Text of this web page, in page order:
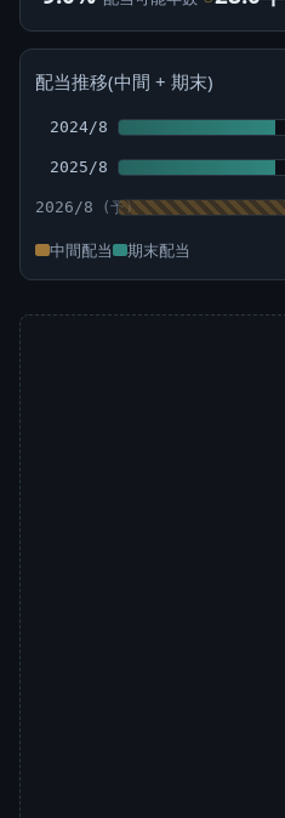
配当推移(中間 + 期末)
2024/8
2025/8
2026/8
中間配当 期末配当